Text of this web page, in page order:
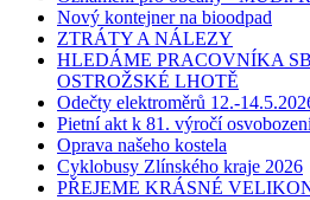
Nový kontejner na bioodpad
ZTRÁTY A NÁLEZY
HLEDÁME PRACOVNÍKA
OSTROŽSKÉ LHOTĚ
Odečty elektroměrů 12.-
Pietní akt k 81. výročí
Oprava našeho kostela
Cyklobusy Zlínského kraje 2026
PŘEJEME KRÁSNÉ